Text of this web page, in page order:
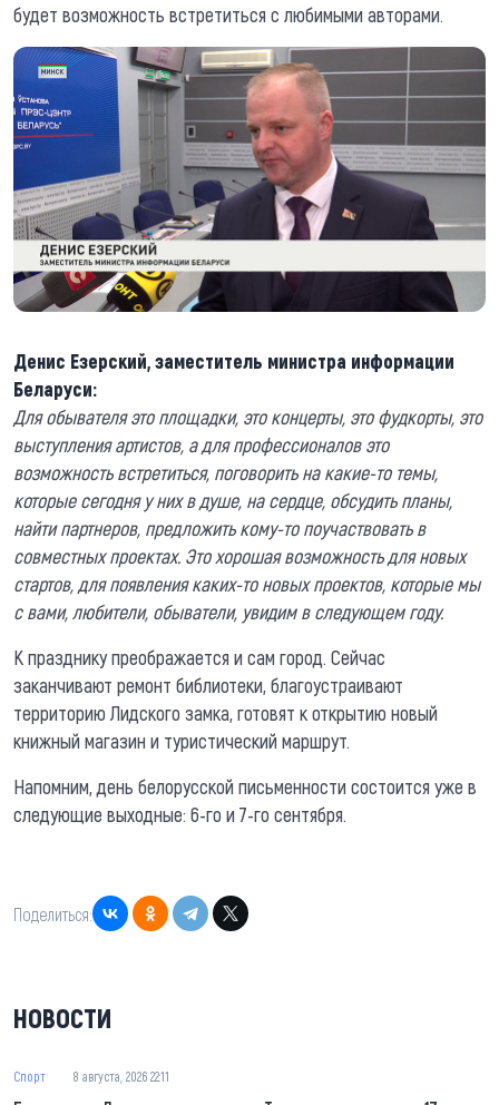
будет возможность встретиться с любимыми авторами.
Денис Езерский, заместитель министра информации
Беларуси:
Для обывателя это площадки, это концерты, это фудкорты, это
выступления артистов, а для профессионалов это
возможность встретиться, поговорить на какие-то темы,
которые сегодня у них в душе, на сердце, обсудить планы,
найти партнеров, предложить кому-то поучаствовать в
совместных проектах. Это хорошая возможность для новых
стартов, для появления каких-то новых проектов, которые мы
с вами, любители, обыватели, увидим в следующем году.
К празднику преображается и сам город. Сейчас
заканчивают ремонт библиотеки, благоустраивают
территорию Лидского замка, готовят к открытию новый
книжный магазин и туристический маршрут.
Напомним, день белорусской письменности состоится уже в
следующие выходные: 6-го и 7-го сентября.
Поделиться:
НОВОСТИ
Спорт 8 августа, 2026 22:11